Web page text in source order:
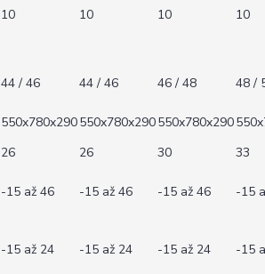
10 10 10
10
44 / 46 44 / 46 46 / 48
48 /
550x780x290550x780x290550x780x290
26 26 30
33
-15 až 46 -15 až 46 -15 až 46 -15
-15 až 24 -15 až 24 -15 až 24 -15